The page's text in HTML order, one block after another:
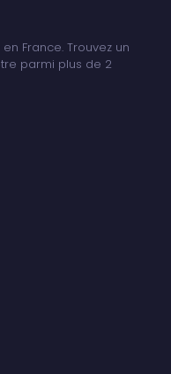
France. Trouvez un
parmi plus de 2